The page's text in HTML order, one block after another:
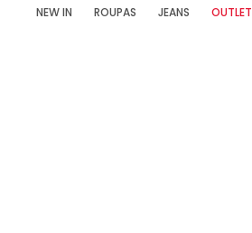
NEW IN ROUPAS JEANS OUTLET